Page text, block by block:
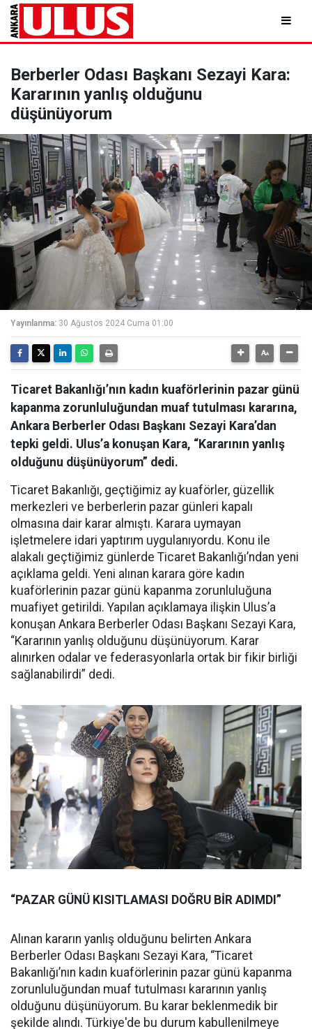
Berberler Odası Başkanı Sezayi Kara:
Kararının yanlış olduğunu
düşünüyorum
Yayınlanma: 30 Ağustos 2024 Cuma 01:00
Ticaret Bakanlığı’nın kadın kuaförlerinin pazar günü
kapanma zorunluluğundan muaf tutulması kararına,
Ankara Berberler Odası Başkanı Sezayi Kara’dan
tepki geldi. Ulus’a konuşan Kara, “Kararının yanlış
olduğunu düşünüyorum” dedi.
Ticaret Bakanlığı, geçtiğimiz ay kuaförler, güzellik
merkezleri ve berberlerin pazar günleri kapalı
olmasına dair karar almıştı. Karara uymayan
işletmelere idari yaptırım uygulanıyordu. Konu ile
alakalı geçtiğimiz günlerde Ticaret Bakanlığı’ndan yeni
açıklama geldi. Yeni alınan karara göre kadın
kuaförlerinin pazar günü kapanma zorunluluğuna
muafiyet getirildi. Yapılan açıklamaya ilişkin Ulus’a
konuşan Ankara Berberler Odası Başkanı Sezayi Kara,
“Kararının yanlış olduğunu düşünüyorum. Karar
alınırken odalar ve federasyonlarla ortak bir fikir birliği
sağlanabilirdi” dedi.
“PAZAR GÜNÜ KISITLAMASI DOĞRU BİR ADIMDI”
Alınan kararın yanlış olduğunu belirten Ankara
Berberler Odası Başkanı Sezayi Kara, “Ticaret
Bakanlığı’nın kadın kuaförlerinin pazar günü kapanma
zorunluluğundan muaf tutulması kararının yanlış
olduğunu düşünüyorum. Bu karar beklenmedik bir
şekilde alındı. Türkiye'de bu durum kabullenilmeye